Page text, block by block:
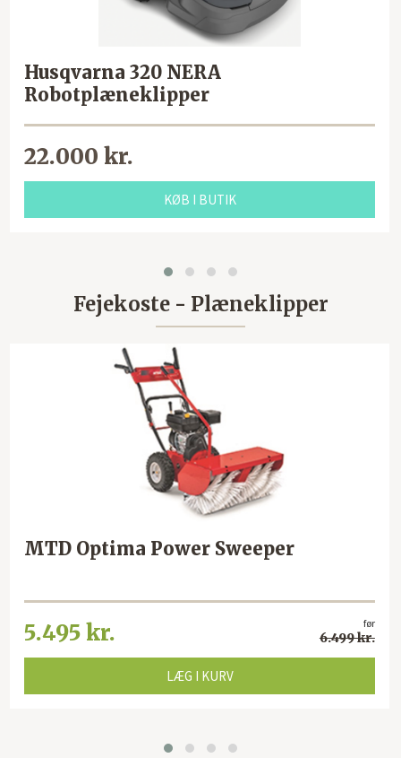
Husqvarna 320 NERA
Robotplæneklipper
22.000 kr.
KØB I BUTIK
Fejekoste - Plæneklipper
MTD Optima Power Sweeper
før
6.499 kr.
5.495 kr.
LÆG I KURV